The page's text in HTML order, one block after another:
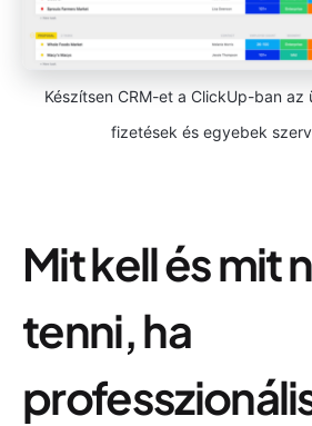
Készítsen CRM-et a ClickUp-ban
fizetések és egyebek
Mit kell és mit
tenni, ha